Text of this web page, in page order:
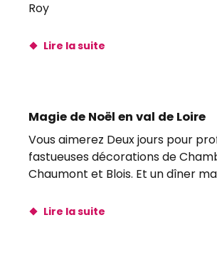
Roy
Lire la suite
Magie de Noël en val de Loire
Vous aimerez Deux jours pour
fastueuses décorations de
Chaumont et Blois. Et un dîner
Lire la suite